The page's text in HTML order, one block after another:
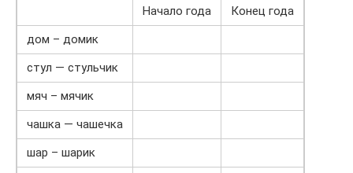
Начало года
Конец года
дом – домик
стул — стульчик
мяч – мячик
чашка — чашечка
шар – шарик